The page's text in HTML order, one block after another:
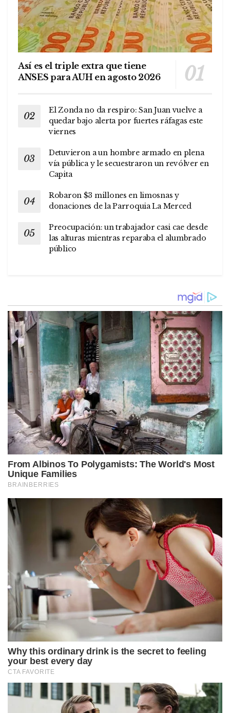
Así es el triple extra que tiene
ANSES para AUH en agosto 2026
El Zonda no da respiro: San Juan vuelve a
quedar bajo alerta por fuertes ráfagas este
viernes
Detuvieron a un hombre armado en plena
vía pública y le secuestraron un revólver en
Capita
Robaron $3 millones en limosnas y
donaciones de la Parroquia La Merced
Preocupación: un trabajador casi cae desde
las alturas mientras reparaba el alumbrado
público